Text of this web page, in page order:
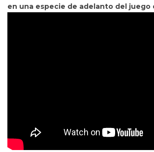
en una especie de adelanto del juego